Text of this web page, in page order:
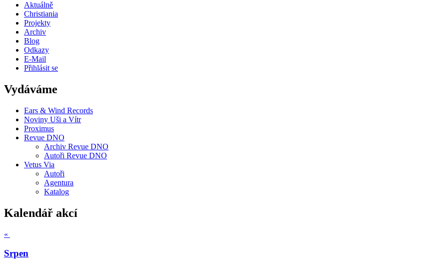
Aktuálně
Christiania
Projekty
Archiv
Blog
Odkazy
E-Mail
Přihlásit se
Vydáváme
Ears & Wind Records
Noviny Uši a Vítr
Proximus
Revue DNO
Archiv Revue DNO
Autoři Revue DNO
Vetus Via
Autoři
Agentura
Katalog
Kalendář akcí
«
Srpen